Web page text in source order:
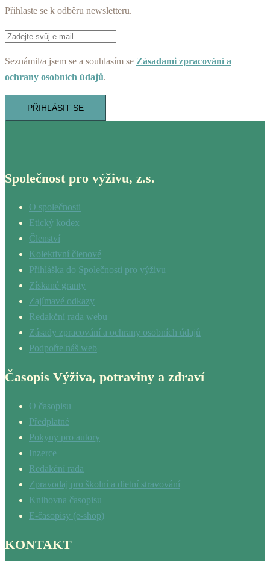
Přihlaste se k odběru newsletteru.
Seznámil/a jsem se a souhlasím se Zásadami zpracování a
ochrany osobních údajů.
PŘIHLÁSIT SE
Společnost pro výživu, z.s.
O společnosti
Etický kodex
Členství
Kolektivní členové
Přihláška do Společnosti pro výživu
Získané granty
Zajímavé odkazy
Redakční rada webu
Zásady zpracování a ochrany osobních údajů
Podpořte náš web
Časopis Výživa, potraviny a zdraví
O časopisu
Předplatné
Pokyny pro autory
Inzerce
Redakční rada
Zpravodaj pro školní a dietní stravování
Knihovna časopisu
E-časopisy (e-shop)
KONTAKT